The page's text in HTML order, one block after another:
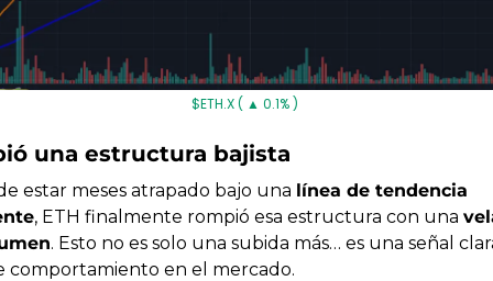
$ETH.X ( ▲ 0.1% )
una estructura bajista
estar meses atrapado bajo una línea de tendencia
, ETH finalmente rompió esa estructura con una
. Esto no es solo una subida más… es una señal
comportamiento en el mercado.